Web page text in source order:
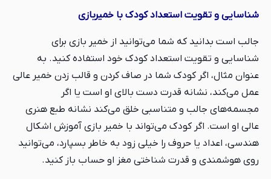
شناسایی و تقویت استعداد کودک با خمیربازی
جالب است بدانید که شما می‌توانید از خمیر بازی برای
شناسایی و تقویت استعداد کودک خود استفاده کنید. به
عنوان مثال، اگر کودک شما در صاف کردن و قالب زدن خمیر عالی
عمل می‌کند، نشانه قدرت دست بالای او است یا اگر
مجسمه‌های جالب و متناسبی خلق می‌کند نشانه طبع هنری
عالی او است. اگر کودک می‌تواند با خمیر بازی آموزش اشکال
هندسی، اعداد یا حروف را خیلی زود به خاطر بسپارد، می‌توانید
روی هوشمندی و قدرت شناختی مغز او حساب باز کنید.